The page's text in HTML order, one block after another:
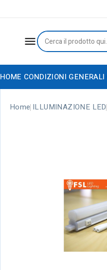

HOME CONDIZIONI GENERALI
Home ILLUMINAZIONE LED